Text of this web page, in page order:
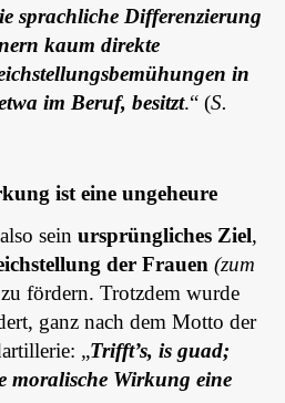
sprachliche Differenzierung
kaum direkte
in
im Beruf, besitzt.“ (S.
ist eine ungeheure
sein ursprüngliches Ziel,
der Frauen (zum
fördern. Trotzdem wurde
ganz nach dem Motto der
„Trifft’s, is guad;
moralische Wirkung eine